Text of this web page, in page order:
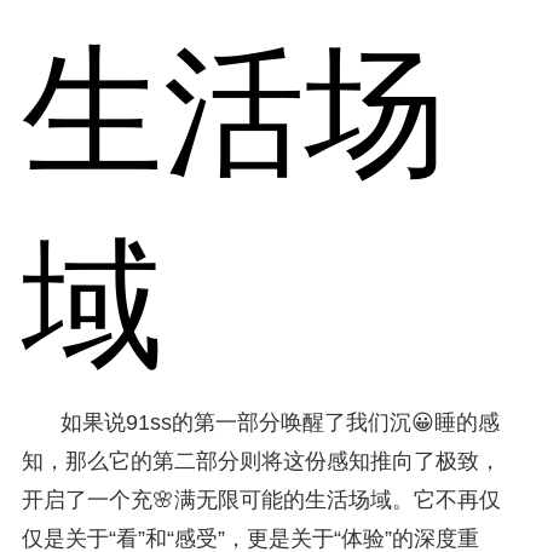
生活场
域
如果说91ss的第一部分唤醒了我们沉😀睡的感
知，那么它的第二部分则将这份感知推向了极致，
开启了一个充🌸满无限可能的生活场域。它不再仅
仅是关于“看”和“感受”，更是关于“体验”的深度重